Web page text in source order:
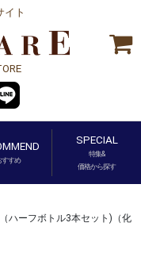
イト
すすめ
SPECIAL
特集&
価格から探す
ハーフボトル3本セット)（化